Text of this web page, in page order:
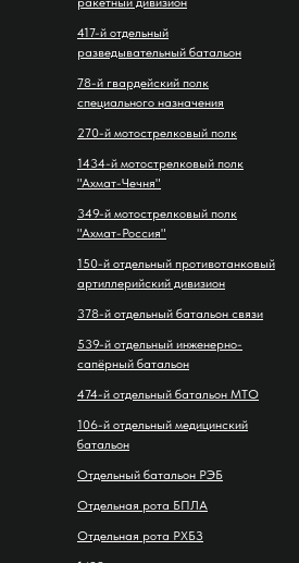
417-й отдельный
разведывательный батальон
78-й гвардейский полк
специального назначения
270-й мотострелковый полк
1434-й мотострелковый полк
"Ахмат-Чечня"
349-й мотострелковый полк
"Ахмат-Россия"
150-й отдельный противотанковый
артиллерийский дивизион
378-й отдельный батальон связи
539-й отдельный инженерно-
сапёрный батальон
474-й отдельный батальон МТО
106-й отдельный медицинский
батальон
Отдельный батальон РЭБ
Отдельная рота БПЛА
Отдельная рота РХБЗ